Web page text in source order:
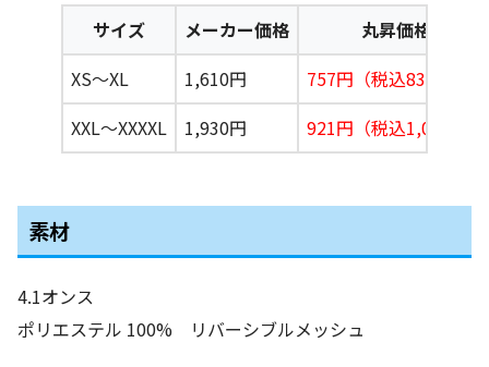
サイズ メーカー価格
丸昇価格
XS〜XL
1,610円
757円（税込833円）
XXL〜XXXXL
1,930円 921円（税込1,013円）
素材
4.1オンス
ポリエステル 100% リバーシブルメッシュ